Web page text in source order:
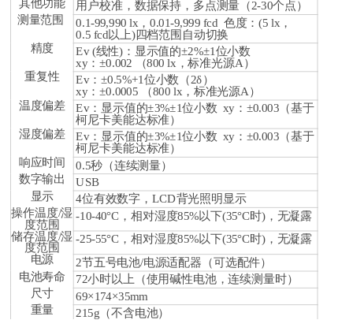
其他功能 用户校准，数据保持，多点测量（2-30个点）
测量范围
0.1-99,990 lx，0.01-9,999 fcd 色度：(5 lx，
0.5 fcd以上)四档范围自动切换
精度
Ev (线性)：显示值的±2%±1位小数
xy：±0.002 （800 lx，标准光源A）
重复性
Ev：±0.5%+1位小数（2δ）
xy：±0.0005 （800 lx，标准光源A）
温度偏差
Ev：显示值的±3%±1位小数 xy：±0.003（基于
柯尼卡美能达标准）
湿度偏差
Ev：显示值的±3%±1位小数 xy：±0.003（基于
柯尼卡美能达标准）
响应时间
0.5秒（连续测量）
数字输出
USB
显示
4位有效数字，LCD背光照明显示
操作温度/湿
度范围
-10-40°C，相对湿度85%以下(35°C时)，无凝露
储存温度/湿
度范围
-25-55°C，相对湿度85%以下(35°C时)，无凝露
电源
2节五号电池/电源适配器（可选配件）
电池寿命
72小时以上（使用碱性电池，连续测量时）
尺寸
69×174×35mm
重量 215g（不含电池）